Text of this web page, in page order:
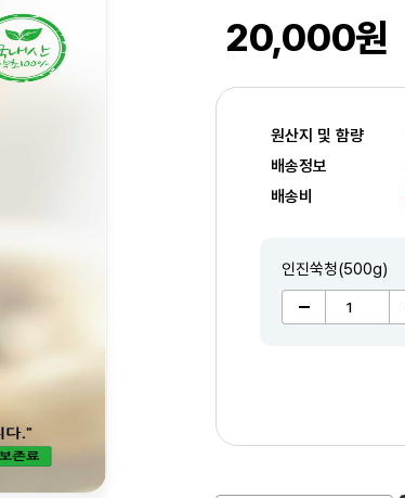
20,000원
원산지 및 함량
배송정보
배송비
인진쑥청(500g)